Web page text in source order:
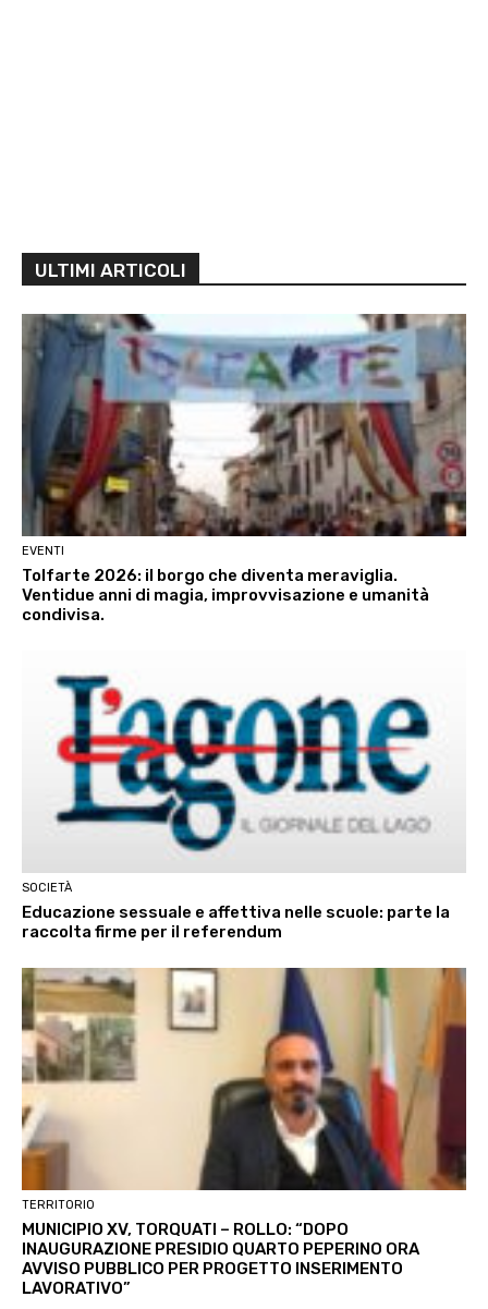
ULTIMI ARTICOLI
EVENTI
Tolfarte 2026: il borgo che diventa meraviglia.
Ventidue anni di magia, improvvisazione e umanità
condivisa.
SOCIETÀ
Educazione sessuale e affettiva nelle scuole: parte la
raccolta firme per il referendum
TERRITORIO
MUNICIPIO XV, TORQUATI – ROLLO: “DOPO
INAUGURAZIONE PRESIDIO QUARTO PEPERINO ORA
AVVISO PUBBLICO PER PROGETTO INSERIMENTO
LAVORATIVO”